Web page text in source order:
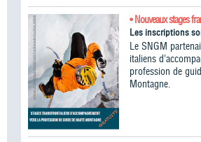
• Nouveaux stages
Les inscriptions
Le SNGM
italiens
profession de
Montagne.